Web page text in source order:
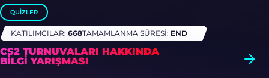
QUIZLER
KATILIMCILAR: 668TAMAMLANMA SÜRESI: END
CS2 TURNUVALARI HAKKINDA
BILGI YARIŞMASI